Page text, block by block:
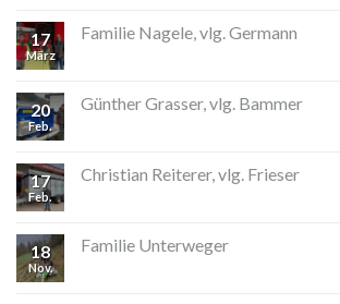
17
März
Familie Nagele, vlg. Germann
20
Feb.
Günther Grasser, vlg. Bammer
17
Feb.
Christian Reiterer, vlg. Frieser
18
Nov.
Familie Unterweger